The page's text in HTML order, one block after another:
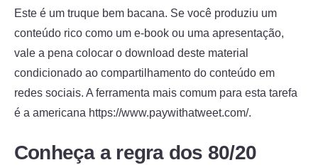
Este é um truque bem bacana. Se você produziu um
conteúdo rico como um e-book ou uma apresentação,
vale a pena colocar o download deste material
condicionado ao compartilhamento do conteúdo em
redes sociais. A ferramenta mais comum para esta tarefa
é a americana https://www.paywithatweet.com/.
Conheça a regra dos 80/20